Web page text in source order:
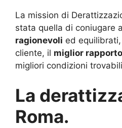
La mission di
stata quella di coniugare
ragionevoli ed
cliente, il miglior
migliori condizioni
La
Roma.